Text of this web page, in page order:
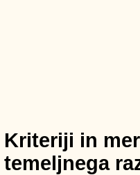
Kriteriji in
temeljnega